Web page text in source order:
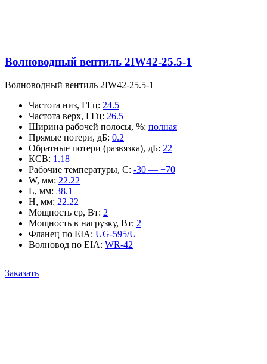
Волноводный вентиль 2IW42-25.5-1
Волноводный вентиль 2IW42-25.5-1
Частота низ, ГГц: 24.5
Частота верх, ГГц: 26.5
Ширина рабочей полосы, %: полная
Прямые потери, дБ: 0.2
Обратные потери (развязка), дБ: 22
КСВ: 1.18
Рабочие температуры, С: -30 — +70
W, мм: 22.22
L, мм: 38.1
H, мм: 22.22
Мощность ср, Вт: 2
Мощность в нагрузку, Вт: 2
Фланец по EIA: UG-595/U
Волновод по EIA: WR-42
Заказать